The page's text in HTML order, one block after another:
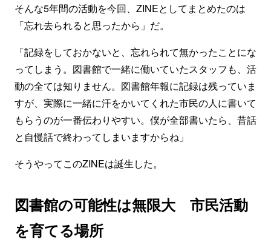
そんな5年間の活動を今回、ZINEとしてまとめたのは
「忘れ去られると思ったから」だ。
「記録をしておかないと、忘れられて無かったことにな
ってしまう。図書館で一緒に働いていたスタッフも、活
動の全ては知りません。図書館年報に記録は残っていま
すが、実際に一緒に汗をかいてくれた市民の人に書いて
もらうのが一番伝わりやすい。僕が全部書いたら、昔話
と自慢話で終わってしまいますからね」
そうやってこのZINEは誕生した。
図書館の可能性は無限大 市民活動
を育てる場所